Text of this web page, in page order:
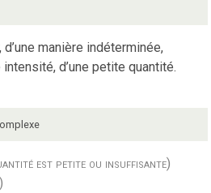
manière indéterminée,
intensité, d’une petite quantité.
est petite ou insuffisante)